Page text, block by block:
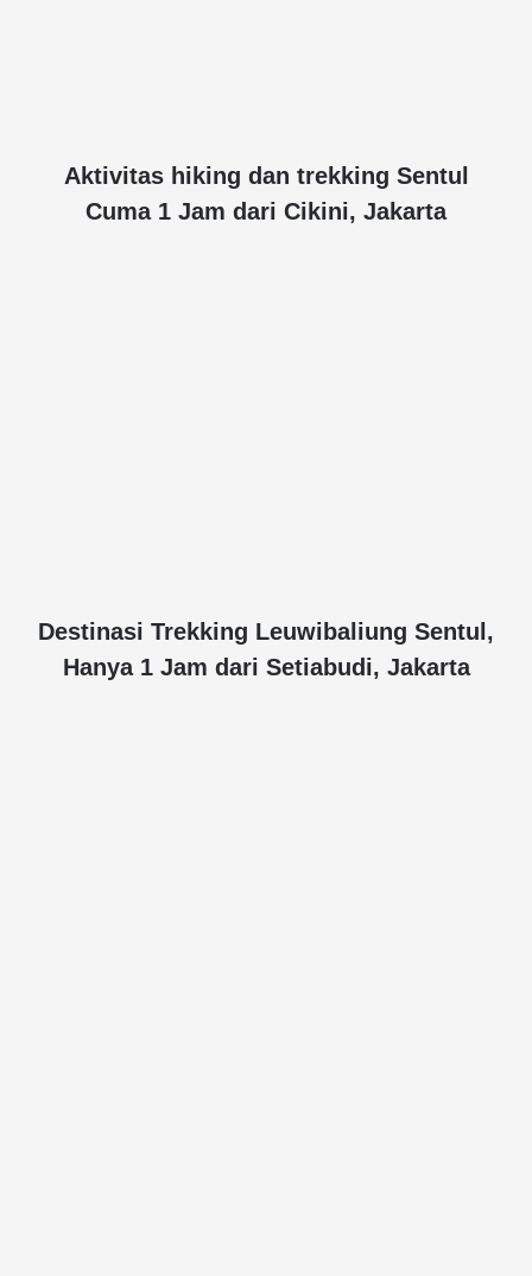
Aktivitas hiking dan trekking Sentul
Cuma 1 Jam dari Cikini, Jakarta
Destinasi Trekking Leuwibaliung Sentul,
Hanya 1 Jam dari Setiabudi, Jakarta